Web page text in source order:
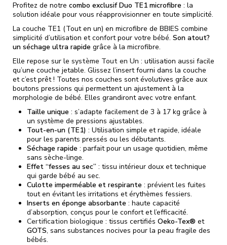
Profitez de notre combo exclusif Duo TE1 microfibre : la
solution idéale pour vous réapprovisionner en toute simplicité.
La couche TE1 (Tout en un) en microfibre de BBIES combine
simplicité d’utilisation et confort pour votre bébé. Son atout?
un séchage ultra rapide grâce à la microfibre.
Elle repose sur le système Tout en Un : utilisation aussi facile
qu’une couche jetable. Glissez l’insert fourni dans la couche
et c’est prêt ! Toutes nos couches sont évolutives grâce aux
boutons pressions qui permettent un ajustement à la
morphologie de bébé. Elles grandiront avec votre enfant.
Taille unique : s’adapte facilement de 3 à 17 kg grâce à
un système de pressions ajustables.
Tout-en-un (TE1) : Utilisation simple et rapide, idéale
pour les parents pressés ou les débutants.
Séchage rapide : parfait pour un usage quotidien, même
sans sèche-linge.
Effet “fesses au sec” : tissu intérieur doux et technique
qui garde bébé au sec.
Culotte imperméable et respirante : prévient les fuites
tout en évitant les irritations et érythèmes fessiers.
Inserts en éponge absorbante : haute capacité
d’absorption, conçus pour le confort et l’efficacité.
Certification biologique : tissus certifiés Oeko-Tex® et
GOTS, sans substances nocives pour la peau fragile des
bébés.